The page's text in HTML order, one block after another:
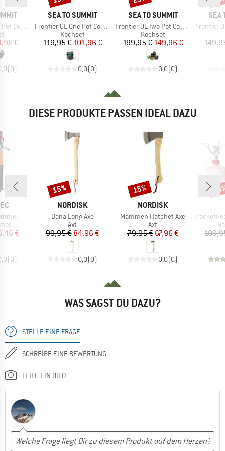
(3 Pieces)
Preis
€
(0)
MARKE
SEA TO SUMMIT
Artikel
Frontier UL One Pot Cook Set (5 Pieces)
Produktgruppe
Kochset
Preis
119,95 €reduzierter Preis
101,96 €
0,0(0)
MARKE
SEA TO SUMMIT
Artikel
Frontier UL Two Pot Cook Set (6 Pieces)
Produktgruppe
Kochset
Preis
199,95 €reduzierter Preis
149,96 €
0,0(0)
SEA
Artikel
Frontier
DIESE PRODUKTE PASSEN IDEAL DAZU
Preis
€
(0)
MARKE
NORDISK
Artikel
Dana Long Axe
Produktgruppe
Axt
Preis
99,95 €reduzierter Preis
84,96 €
0,0(0)
Rabatt
15%
MARKE
NORDISK
Artikel
Mammen Hatchet Axe
Produktgruppe
Axt
Preis
79,95 €reduzierter Preis
67,96 €
0,0(0)
Rabatt
15%
Artikel
WAS SAGST DU DAZU?
STELLE EINE FRAGE
SCHREIBE EINE BEWERTUNG
TEILE EIN BILD